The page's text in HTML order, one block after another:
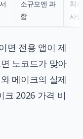
소규모엔 과
함
처
사
면 전용 앱이 제
노코드가 맞아
메이크의 실제
크 2026 가격 비